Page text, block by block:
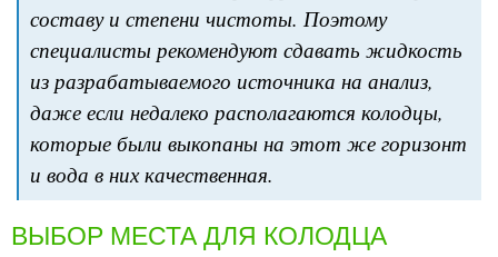
составу и степени чистоты. Поэтому
специалисты рекомендуют сдавать жидкость
из разрабатываемого источника на анализ,
даже если недалеко располагаются колодцы,
которые были выкопаны на этот же горизонт
и вода в них качественная.
ВЫБОР МЕСТА ДЛЯ КОЛОДЦА